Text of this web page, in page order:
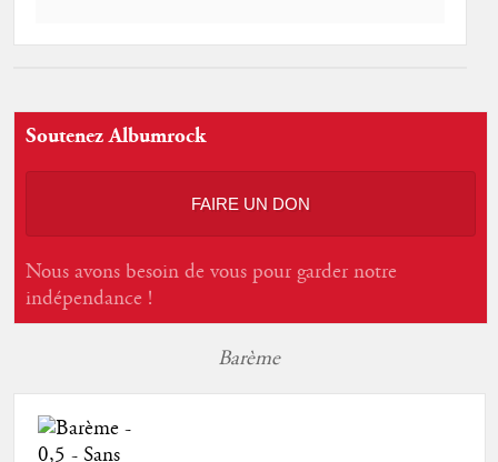
Soutenez Albumrock
FAIRE UN DON
Nous avons besoin de vous pour garder notre
indépendance !
Barème